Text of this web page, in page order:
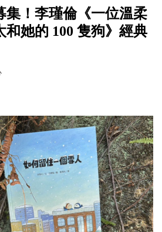
集！李瑾倫《一位溫柔
和她的 100 隻狗》經典